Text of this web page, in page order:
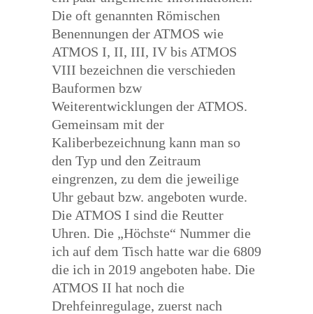
Die oft genannten Römischen
Benennungen der ATMOS wie
ATMOS I, II, III, IV bis ATMOS
VIII bezeichnen die verschieden
Bauformen bzw
Weiterentwicklungen der ATMOS.
Gemeinsam mit der
Kaliberbezeichnung kann man so
den Typ und den Zeitraum
eingrenzen, zu dem die jeweilige
Uhr gebaut bzw. angeboten wurde.
Die ATMOS I sind die Reutter
Uhren. Die „Höchste“ Nummer die
ich auf dem Tisch hatte war die 6809
die ich in 2019 angeboten habe. Die
ATMOS II hat noch die
Drehfeinregulage, zuerst nach